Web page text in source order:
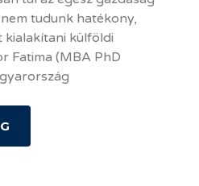
tudunk hatékony,
külföldi
Fatima (MBA PhD